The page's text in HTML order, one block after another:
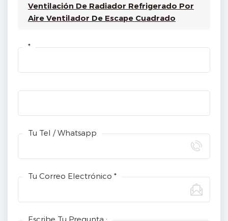
Ventilación De Radiador Refrigerado Por
Aire Ventilador De Escape Cuadrado
*
Tu Tel / Whatsapp
Tu Correo Electrónico *
Escribe Tu Pregunta :